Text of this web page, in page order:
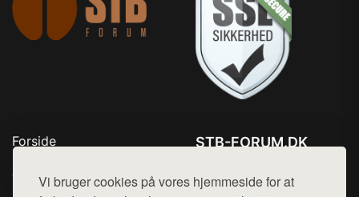
Vi bruger cookies på vores hjemmeside for at
Forside
Top Rabatter
STB-FORUM.DK